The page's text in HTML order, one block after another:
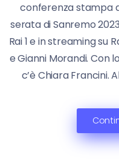
conferenza stampa
serata di Sanremo
Rai 1 e in streaming su
e Gianni Morandi. Con
c’è Chiara Francini.